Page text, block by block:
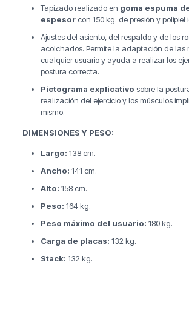
Tapizado realizado en goma espuma
espesorcon 150 kg. de presión y polipiel
Ajustes del asiento, del respaldo y de los
acolchados. Permite la adaptación de las
cualquier usuario y ayuda a realizar los
postura correcta.
Pictograma explicativo sobre la
realización del ejercicio y los músculos
mismo.
DIMENSIONES Y PESO:
Largo: 138 cm.
Ancho: 141 cm.
Alto: 158 cm.
Peso: 164 kg.
Peso máximo del usuario: 180 kg.
Carga de placas: 132 kg.
Stack: 132 kg.